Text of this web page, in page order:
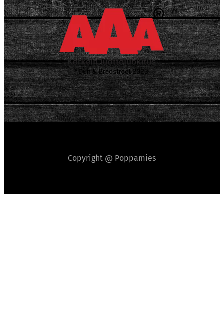
Copyright @ Poppamies